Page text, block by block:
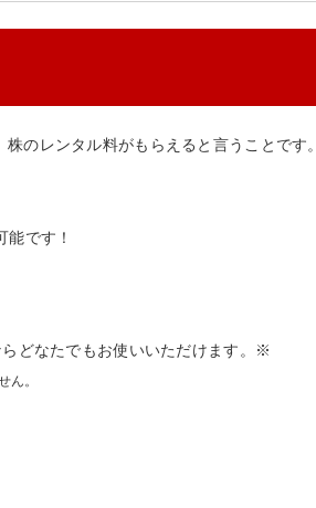
のレンタル料がもらえると言うことです。
です！
どなたでもお使いいただけます。※
ん。